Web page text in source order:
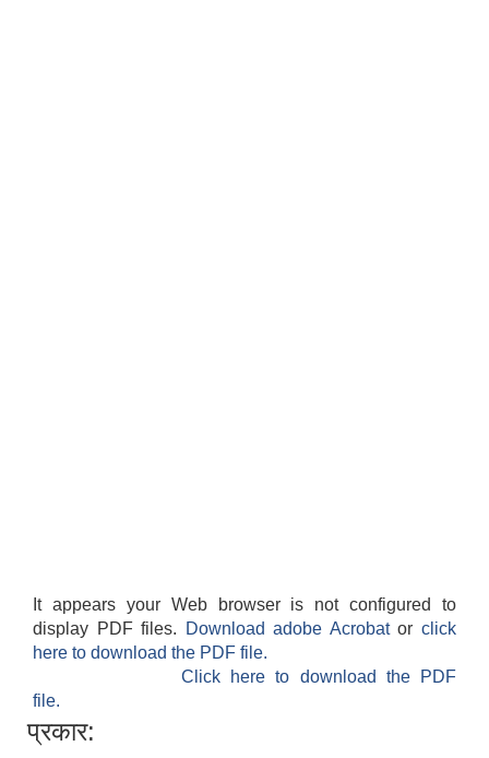
It appears your Web browser is not configured to
display PDF files.
Download adobe Acrobatorclick
here to download the PDF file.
Click here to download the PDF
file.
प्रकार: